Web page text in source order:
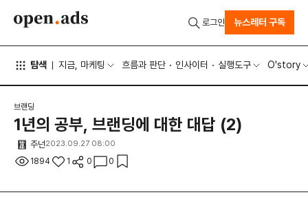
탐색 지금, 마케팅 흐름과 판단 인사이터 실행도구 O'story
로그인 뉴스레터 구독
브랜딩
1년의 공부, 브랜딩에 대한 대답 (2)
주넌2023.09.27 08:00
1894 1 0 0